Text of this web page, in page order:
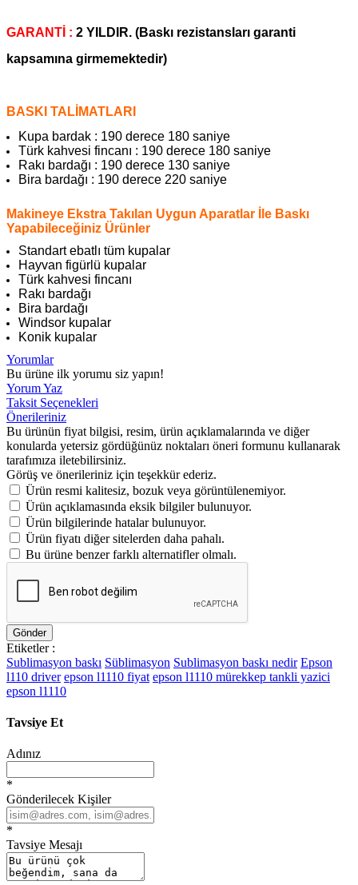
GARANTİ : 2 YILDIR. (Baskı rezistansları garanti
kapsamına girmemektedir)
BASKI TALİMATLARI
Kupa bardak : 190 derece 180 saniye
Türk kahvesi fincanı : 190 derece 180 saniye
Rakı bardağı : 190 derece 130 saniye
Bira bardağı : 190 derece 220 saniye
Makineye Ekstra Takılan Uygun Aparatlar İle Baskı
Yapabileceğiniz Ürünler
Standart ebatlı tüm kupalar
Hayvan figürlü kupalar
Türk kahvesi fincanı
Rakı bardağı
Bira bardağı
Windsor kupalar
Konik kupalar
Yorumlar
Bu ürüne ilk yorumu siz yapın!
Yorum Yaz
Taksit Seçenekleri
Önerileriniz
Bu ürünün fiyat bilgisi, resim, ürün açıklamalarında ve diğer
konularda yetersiz gördüğünüz noktaları öneri formunu kullanarak
tarafımıza iletebilirsiniz.
Görüş ve önerileriniz için teşekkür ederiz.
Ürün resmi kalitesiz, bozuk veya görüntülenemiyor.
Ürün açıklamasında eksik bilgiler bulunuyor.
Ürün bilgilerinde hatalar bulunuyor.
Ürün fiyatı diğer sitelerden daha pahalı.
Bu ürüne benzer farklı alternatifler olmalı.
Gönder
Etiketler :
Sublimasyon baskı Süblimasyon Sublimasyon baskı nedir Epson
l110 driver epson l1110 fiyat epson l1110 mürekkep tankli yazici
epson l1110
Tavsiye Et
Adınız
*
Gönderilecek Kişiler
*
Tavsiye Mesajı